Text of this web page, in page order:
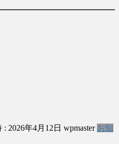
: 2026年4月12日 wpmaster お知